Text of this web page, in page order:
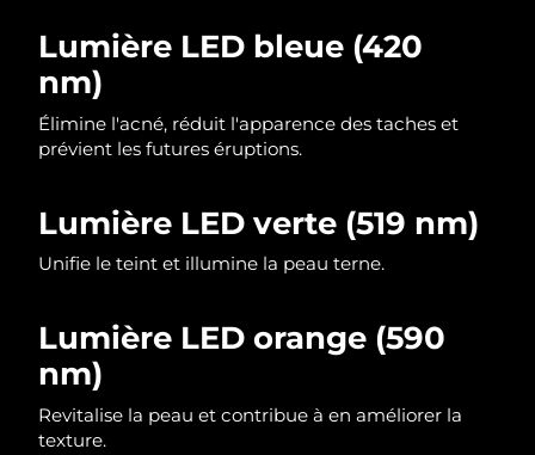
Lumière LED bleue (420
nm)
Élimine l'acné, réduit l'apparence des taches et
prévient les futures éruptions.
Lumière LED verte (519 nm)
Unifie le teint et illumine la peau terne.
Lumière LED orange (590
nm)
Revitalise la peau et contribue à en améliorer la
texture.
Portugal
Porto Rico
La Réunion
Russie Livraison estimée
Arabie saoudite Livraison estimée09/08/2026